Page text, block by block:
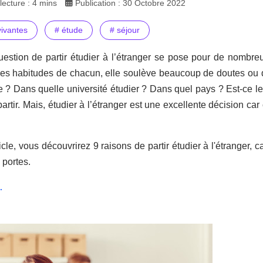
: 4 mins Publication : 30 Octobre 2022
# étude # séjour
de partir étudier à l’étranger se pose pour de
habitudes de chacun, elle soulève beaucoup de doutes
? Dans quelle université étudier ? Dans quel pays ? Est-ce
Mais, étudier à l’étranger est une excellente décision
vous découvrirez 9 raisons de partir étudier à l'étranger,